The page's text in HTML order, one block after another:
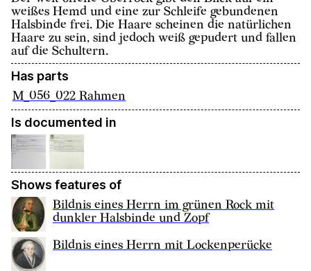
weißes Hemd und eine zur Schleife gebundenen
Halsbinde frei. Die Haare scheinen die natürlichen
Haare zu sein, sind jedoch weiß gepudert und fallen
auf die Schultern.
Has parts
M_056_022 Rahmen
Is documented in
Shows features of
Bildnis eines Herrn im grünen Rock mit
dunkler Halsbinde und Zopf
Bildnis eines Herrn mit Lockenperücke